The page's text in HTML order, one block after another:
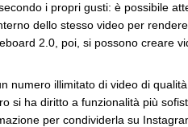
i propri gusti: è possibile
dello stesso video per
2.0, poi, si possono creare
numero illimitato di video di
si ha diritto a funzionalità più
per condividerla su